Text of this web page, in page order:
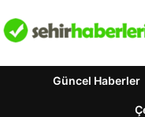
Güncel Haberler